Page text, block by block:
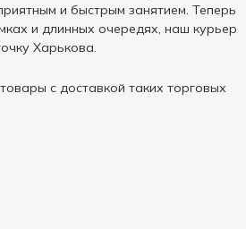
и быстрым занятием. Теперь
и длинных очередях, наш курьер
Харькова.
с доставкой таких торговых